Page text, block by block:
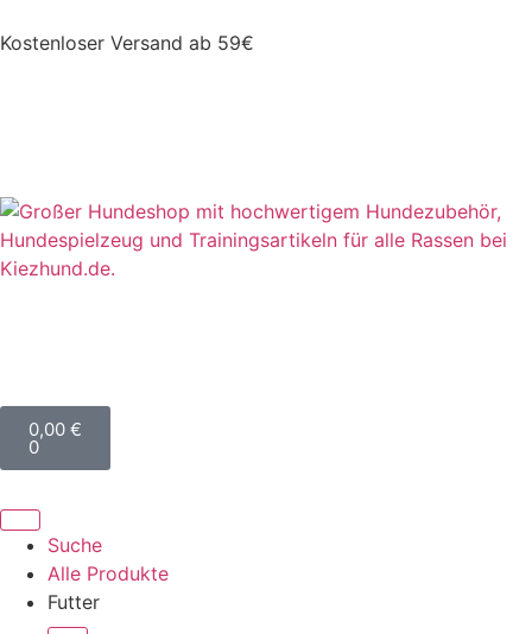
Kostenloser Versand ab 59€
0,00 €
0
Suche
Alle Produkte
Futter